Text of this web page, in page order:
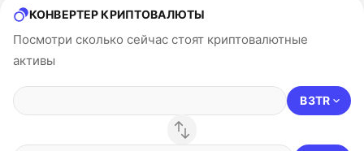
КОНВЕРТЕР КРИПТОВАЛЮТЫ
Посмотри сколько сейчас стоят криптовалютные
активы
B3TR